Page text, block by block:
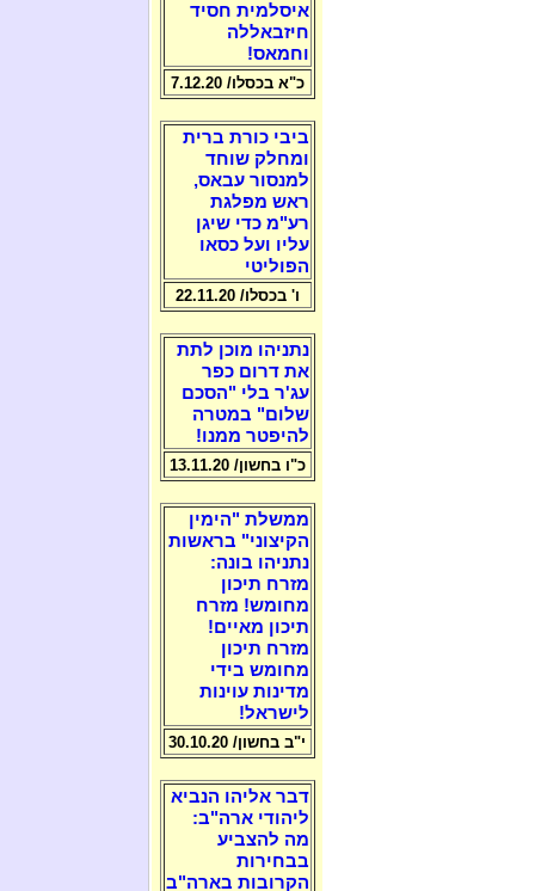
איסלמית חסיד
חיזבאללה
וחמאס!
כ"א בכסלו/ 7.12.20
ביבי כורת ברית
ומחלק שוחד
למנסור עבאס,
ראש מפלגת
רע"מ כדי שיגן
עליו ועל כסאו
הפוליטי
ו' בכסלו/ 22.11.20
נתניהו מוכן לתת
את דרום כפר
עג'ר בלי "הסכם
שלום" במטרה
להיפטר ממנו!
כ"ו בחשון/ 13.11.20
ממשלת "הימין
הקיצוני" בראשות
נתניהו בונה:
מזרח תיכון
מחומש! מזרח
תיכון מאיים!
מזרח תיכון
מחומש בידי
מדינות עוינות
לישראל!
י"ב בחשון/ 30.10.20
דבר אליהו הנביא
ליהודי ארה"ב:
מה להצביע
בבחירות
הקרובות בארה"ב